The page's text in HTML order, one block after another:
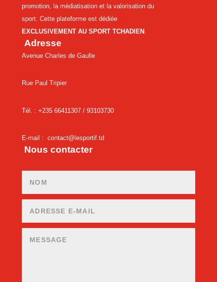
promotion, la médiatisation et la valorisation du
sport. Cette plateforme est dédiée
EXCLUSIVEMENT AU SPORT TCHADIEN
Adresse
Avenue Charles de Gaulle
Rue Paul Tripier
Tél. : +235 66411307 / 93103730
E-mail : contact@lesportif.td
Nous contacter